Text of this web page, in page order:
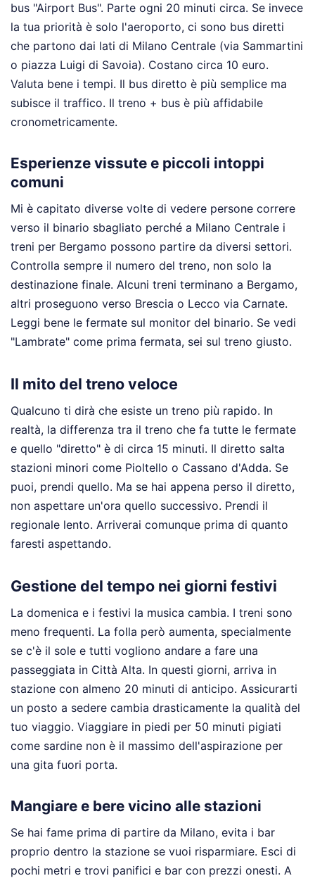
bus "Airport Bus". Parte ogni 20 minuti circa. Se invece
la tua priorità è solo l'aeroporto, ci sono bus diretti
che partono dai lati di Milano Centrale (via Sammartini
o piazza Luigi di Savoia). Costano circa 10 euro.
Valuta bene i tempi. Il bus diretto è più semplice ma
subisce il traffico. Il treno + bus è più affidabile
cronometricamente.
Esperienze vissute e piccoli intoppi
comuni
Mi è capitato diverse volte di vedere persone correre
verso il binario sbagliato perché a Milano Centrale i
treni per Bergamo possono partire da diversi settori.
Controlla sempre il numero del treno, non solo la
destinazione finale. Alcuni treni terminano a Bergamo,
altri proseguono verso Brescia o Lecco via Carnate.
Leggi bene le fermate sul monitor del binario. Se vedi
"Lambrate" come prima fermata, sei sul treno giusto.
Il mito del treno veloce
Qualcuno ti dirà che esiste un treno più rapido. In
realtà, la differenza tra il treno che fa tutte le fermate
e quello "diretto" è di circa 15 minuti. Il diretto salta
stazioni minori come Pioltello o Cassano d'Adda. Se
puoi, prendi quello. Ma se hai appena perso il diretto,
non aspettare un'ora quello successivo. Prendi il
regionale lento. Arriverai comunque prima di quanto
faresti aspettando.
Gestione del tempo nei giorni festivi
La domenica e i festivi la musica cambia. I treni sono
meno frequenti. La folla però aumenta, specialmente
se c'è il sole e tutti vogliono andare a fare una
passeggiata in Città Alta. In questi giorni, arriva in
stazione con almeno 20 minuti di anticipo. Assicurarti
un posto a sedere cambia drasticamente la qualità del
tuo viaggio. Viaggiare in piedi per 50 minuti pigiati
come sardine non è il massimo dell'aspirazione per
una gita fuori porta.
Mangiare e bere vicino alle stazioni
Se hai fame prima di partire da Milano, evita i bar
proprio dentro la stazione se vuoi risparmiare. Esci di
pochi metri e trovi panifici e bar con prezzi onesti. A